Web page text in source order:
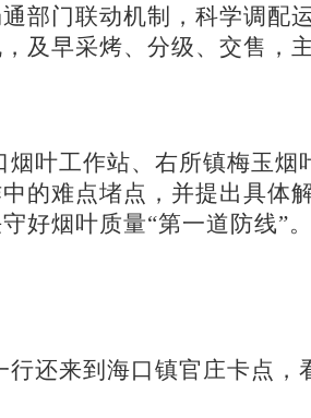
部门联动机制，科学调配
及早采烤、分级、交售，
烟叶工作站、右所镇梅玉
的难点堵点，并提出具体
好烟叶质量“第一道防线”
行还来到海口镇官庄卡点，